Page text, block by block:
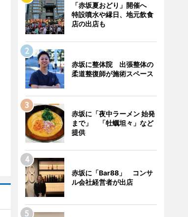
「赤坂夏おどり」開催へ
特設噴水や縁日、地元飲食
店の出店も
赤坂に整体院 出張整体の
柔道整復師が施術スペース
赤坂に「夜中ラーメン 始発
まで」 「牡蠣坦々」など
提供
赤坂に「Bar88」 コンサ
ル会社経営者が出店